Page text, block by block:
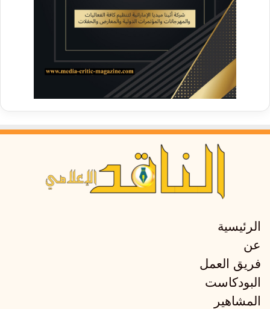
الرئيسية
عن
فريق العمل
البودكاست
المشاهير